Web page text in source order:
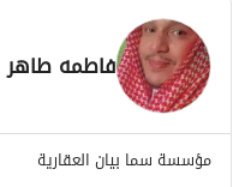
الملحق:
- صالة مشب ودورة مياه
- غرفة خادمة ودورة مياه
- دورة مياه غسيل آخر
- سطح واسع
فاطمه طاهر
مؤسسة سما بيان العقارية